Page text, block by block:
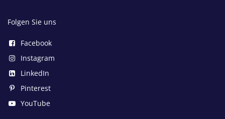
Folgen Sie uns
Facebook
Instagram
LinkedIn
Pinterest
YouTube